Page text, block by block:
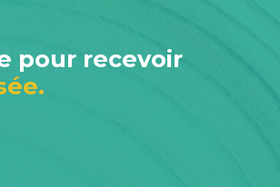
pour recevoir